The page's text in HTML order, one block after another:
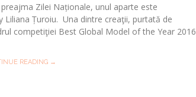
Zilei Naționale, unul aparte este
Liliana Țuroiu. Una dintre creaţii, purtată de
competiţiei Best Global Model of the Year 2016
READING →